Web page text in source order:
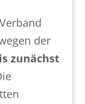
der
zunächst